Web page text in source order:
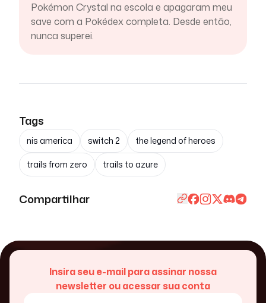
Pokémon Crystal na escola e apagaram meu
save com a Pokédex completa. Desde então,
nunca superei.
Tags
nis america switch 2 the legend of heroes
trails from zero trails to azure
Compartilhar
Insira seu e-mail para assinar nossa
newsletter ou acessar sua conta